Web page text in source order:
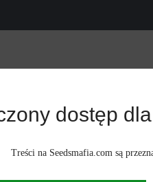
KONOPI
dostęp
Treści na Seedsmafia.com są